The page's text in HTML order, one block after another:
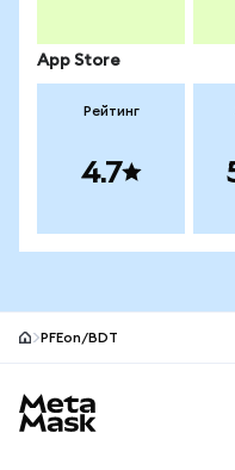
App Store
Рейтинг
4.7
PFEon/BDT